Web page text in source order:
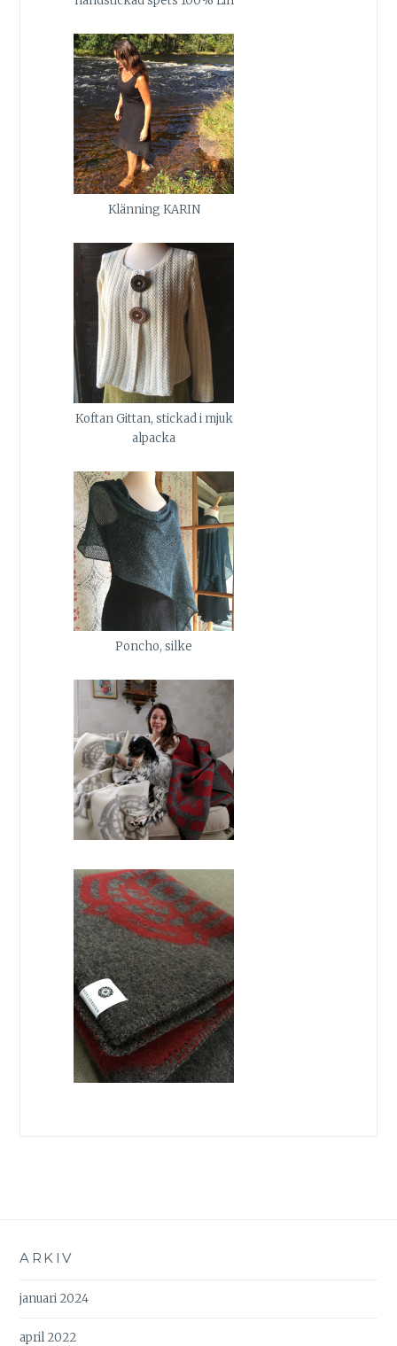
Klänning KARIN
Koftan Gittan, stickad i mjuk
alpacka
Poncho, silke
ARKIV
januari 2024
april 2022